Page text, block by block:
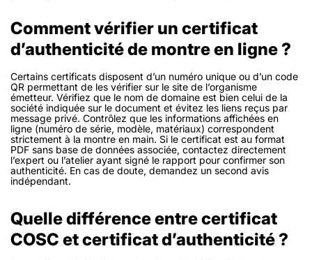
Comment vérifier un certificat
d’authenticité de montre en ligne ?
Certains certificats disposent d’un numéro unique ou d’un code
QR permettant de les vérifier sur le site de l’organisme
émetteur. Vérifiez que le nom de domaine est bien celui de la
société indiquée sur le document et évitez les liens reçus par
message privé. Contrôlez que les informations affichées en
ligne (numéro de série, modèle, matériaux) correspondent
strictement à la montre en main. Si le certificat est au format
PDF sans base de données associée, contactez directement
l’expert ou l’atelier ayant signé le rapport pour confirmer son
authenticité. En cas de doute, demandez un second avis
indépendant.
Quelle différence entre certificat
COSC et certificat d’authenticité ?